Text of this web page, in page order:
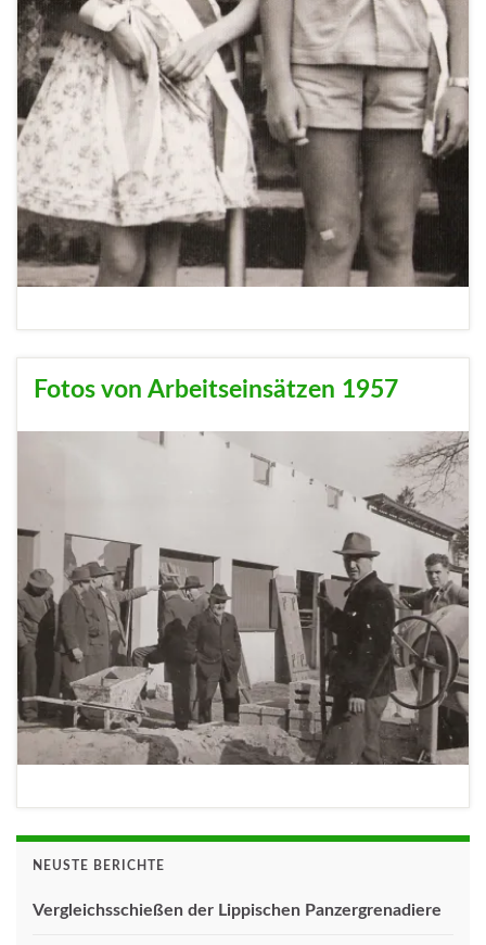
Fotos von Arbeitseinsätzen 1957
NEUSTE BERICHTE
Vergleichsschießen der Lippischen Panzergrenadiere